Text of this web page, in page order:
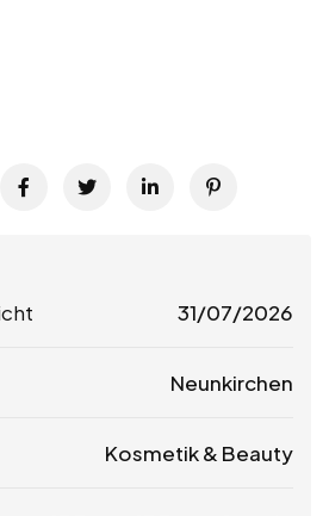
31/07/2026
Neunkirchen
Kosmetik & Beauty